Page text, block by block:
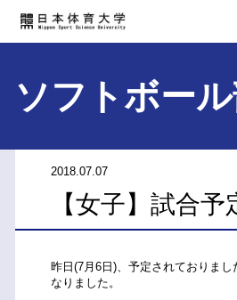
ソフトボー
2018.07.07
【女子】試合
昨日(7月6日)、予定されておりま
なりました。